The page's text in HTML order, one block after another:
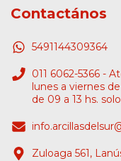
Contactános
5491144309364
011 6062-5366 -
lunes a viernes
de 09 a 13 hs.
Zuloaga 561,